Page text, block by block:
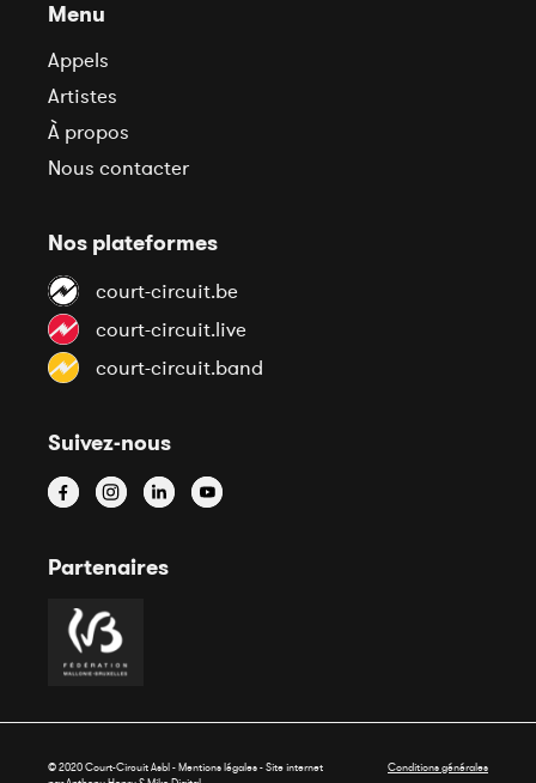
Menu
Appels
Artistes
À propos
Nous contacter
Nos plateformes
court-circuit.be
court-circuit.live
court-circuit.band
Suivez-nous
Partenaires
© 2020 Court-Circuit Asbl - Mentions légales - Site internet
Conditions générales